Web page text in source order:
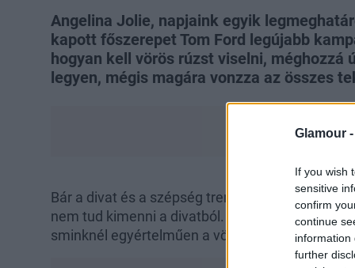
Glamour -
If you wish
sensitive
confirm
continue
information
further
Angelina Jolie, napjaink egyik
kapott főszerepet Tom Ford legújabb
hogyan kell vörös rúzst viselni, méghozzá
legyen, mégis magára vonzza az összes
Bár a divat és a szépség trendjei folyamatosan
nem tud kimenni a divatból. A frizurák esetében
sminknél egyértelműen a vörös rúzs az, ami